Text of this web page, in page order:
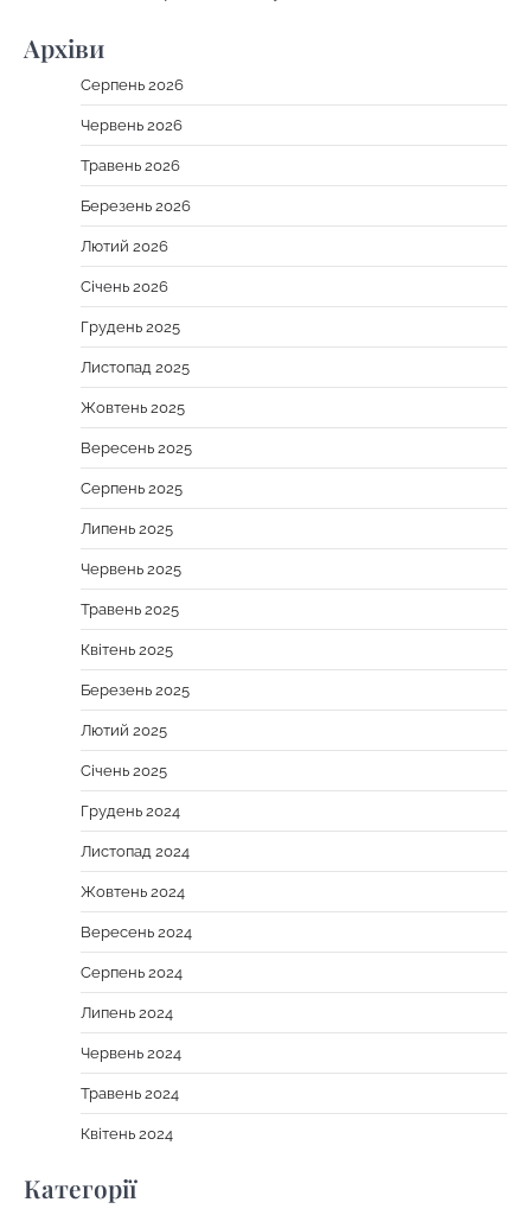
Архіви
Серпень 2026
Червень 2026
Травень 2026
Березень 2026
Лютий 2026
Січень 2026
Грудень 2025
Листопад 2025
Жовтень 2025
Вересень 2025
Серпень 2025
Липень 2025
Червень 2025
Травень 2025
Квітень 2025
Березень 2025
Лютий 2025
Січень 2025
Грудень 2024
Листопад 2024
Жовтень 2024
Вересень 2024
Серпень 2024
Липень 2024
Червень 2024
Травень 2024
Квітень 2024
Категорії